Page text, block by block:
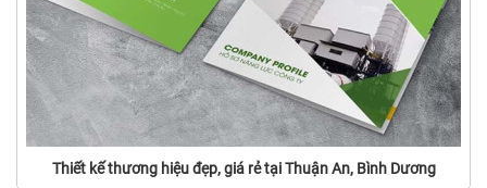
Thiết kế thương hiệu đẹp, giá rẻ tại Thuận An, Bình Dương